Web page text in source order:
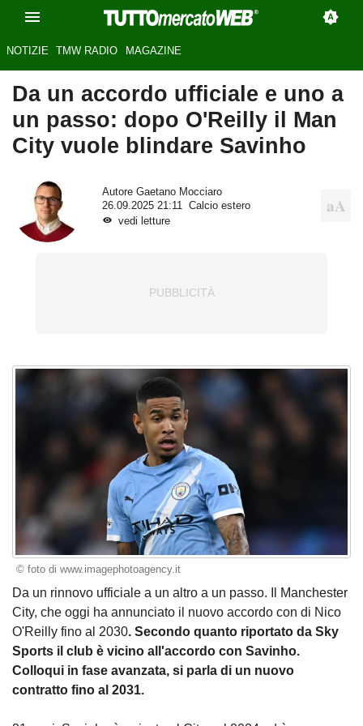
NOTIZIE TMW RADIO MAGAZINE
Da un accordo ufficiale e uno a
un passo: dopo O'Reilly il Man
City vuole blindare Savinho
Autore Gaetano Mocciaro
26.09.2025 21:11
Calcio estero
vedi letture
© foto di www.imagephotoagency.it
Da un rinnovo ufficiale a un altro a un passo. Il Manchester
City, che oggi ha annunciato il nuovo accordo con di Nico
O'Reilly fino al 2030. Secondo quanto riportato da Sky
Sports il club è vicino all'accordo con Savinho.
Colloqui in fase avanzata, si parla di un nuovo
contratto fino al 2031.